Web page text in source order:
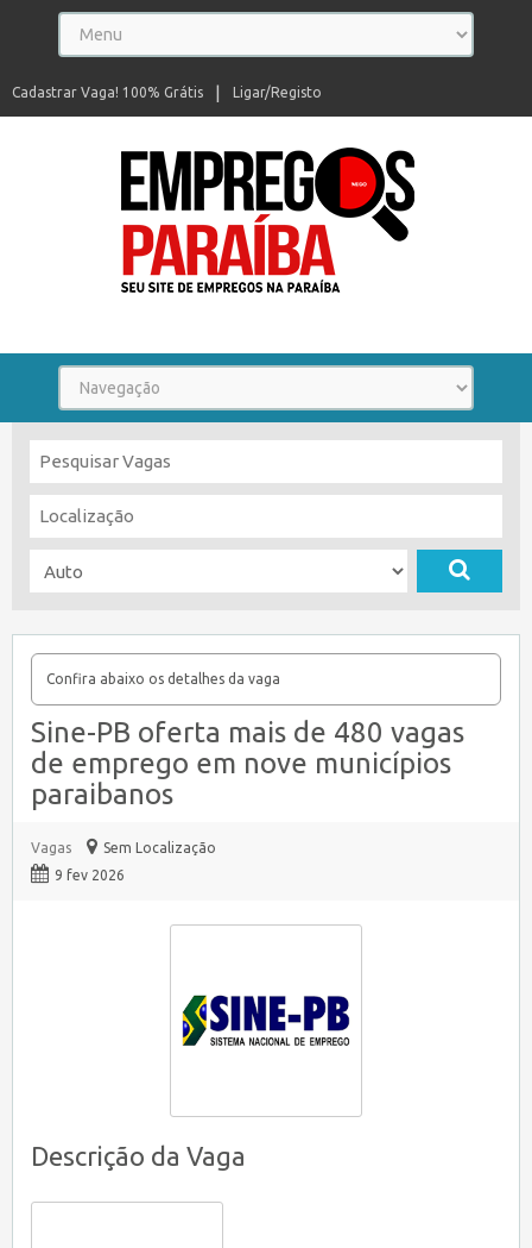
Ligar/Registo
Cadastrar Vaga! 100% Grátis
Confira abaixo os detalhes da vaga
Sine-PB oferta mais de 480 vagas
de emprego em nove municípios
paraibanos
Vagas
Sem Localização
9 fev 2026
Descrição da Vaga